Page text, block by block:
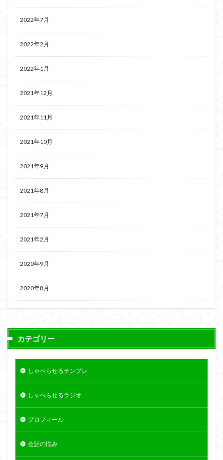
2022年7月
2022年2月
2022年1月
2021年12月
2021年11月
2021年10月
2021年9月
2021年8月
2021年7月
2021年2月
2020年9月
2020年8月
カテゴリー
しゃべらせるテンプレ
しゃべらせるラジオ
プロフィール
会話の悩み